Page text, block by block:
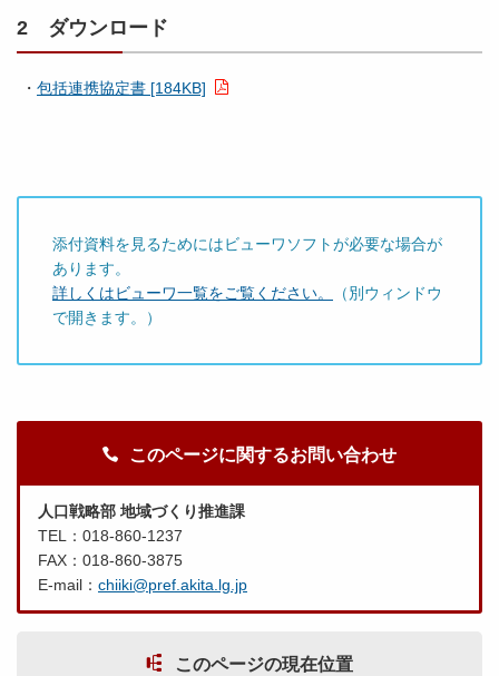
2 ダウンロード
・ 包括連携協定書 [184KB]
添付資料を見るためにはビューワソフトが必要な場合が
あります。
詳しくはビューワ一覧をご覧ください。
（別ウィンドウ
で開きます。）
このページに関するお問い合わせ
人口戦略部 地域づくり推進課
TEL：018-860-1237
FAX：018-860-3875
E-mail： chiiki@pref.akita.lg.jp
このページの現在位置